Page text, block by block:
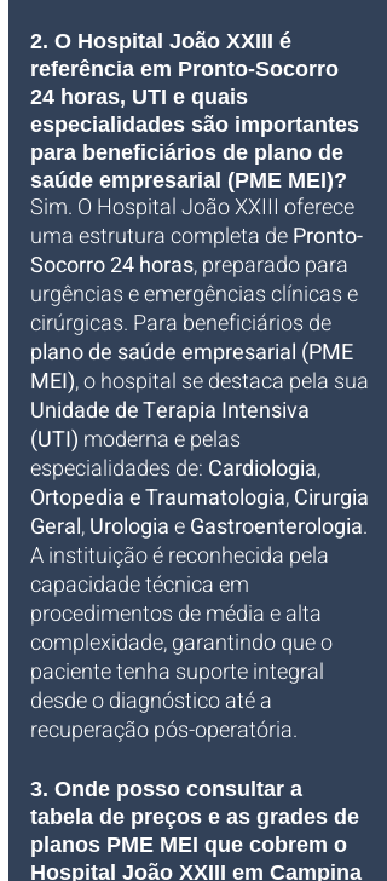
2. O Hospital João XXIII é
referência em Pronto-Socorro
24 horas, UTI e quais
especialidades são importantes
para beneficiários de plano de
saúde empresarial (PME MEI)?
Sim. O Hospital João XXIII oferece
uma estrutura completa de Pronto-
Socorro 24 horas, preparado para
urgências e emergências clínicas e
cirúrgicas. Para beneficiários de
plano de saúde empresarial (PME
MEI), o hospital se destaca pela sua
Unidade de Terapia Intensiva
(UTI) moderna e pelas
especialidades de: Cardiologia,
Ortopedia e Traumatologia, Cirurgia
Geral, Urologia e Gastroenterologia.
A instituição é reconhecida pela
capacidade técnica em
procedimentos de média e alta
complexidade, garantindo que o
paciente tenha suporte integral
desde o diagnóstico até a
recuperação pós-operatória.
3. Onde posso consultar a
tabela de preços e as grades de
planos PME MEI que cobrem o
Hospital João XXIII em Campina